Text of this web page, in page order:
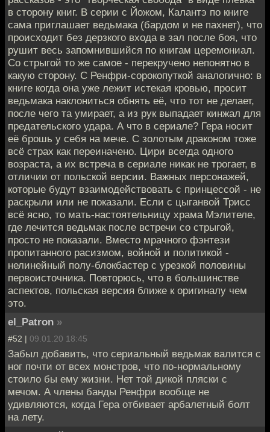
в сторону книг. В серии с Йожом, Калантэ по книге
сама приглашает ведьмака (бардом и не пахнет), что
происходит без дерзкого входа в зал после боя, что
рушит весь запомнившийся по книгам церемониал.
Со стрыгой то же самое - перекручено непонятно в
какую сторону. С Ренфри-сорокопуткой аналогично: в
книге когда она уже лежит истекая кровью, просит
ведьмака наклониться обнять её, что тот не делает,
после чего та умирает, а из рук выпадает кинжал для
предательского удара. А что в сериале? Гера носит
её брошь у себя на мече. С золотым драконом тоже
всё страх как переиначено. Цири всегда одного
возраста, а их встреча в сериале никак не трогает, в
отличии от польской версии. Важных персонажей,
которые будут взаимодействовать с принцессой - не
раскрыли или не показали. Если с цыганвой Трисс
всё ясно, то мать-настоятельницу храма Мэлителе,
где лечится ведьмак после встречи со стрыгой,
просто не показали. Вместо мрачного фэнтези
пропитанного расизмом, войной и политикой -
нелинейный полу-блокбастер с урезкой половины
первоисточника. Повторюсь, что в большинстве
аспектов, польская версия ближе к оригиналу чем
это.
el_Patron »
#52 | 09.01.20 18:45
Забыл добавить, что сериальный ведьмак валится с
ног почти от всех монстров, что по-нормальному
стоило бы ему жизни. Нет той дикой пляски с
мечом. А члены банды Ренфри вообще не
удивляются, когда Гера отбивает арбалетный болт
на лету.